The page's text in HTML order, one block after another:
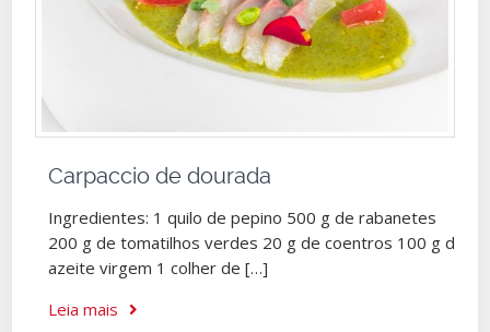
Carpaccio de dourada
Ingredientes: 1 quilo de pepino 500 g de rabanetes
200 g de tomatilhos verdes 20 g de coentros 100 g de
azeite virgem 1 colher de […]
Leia mais